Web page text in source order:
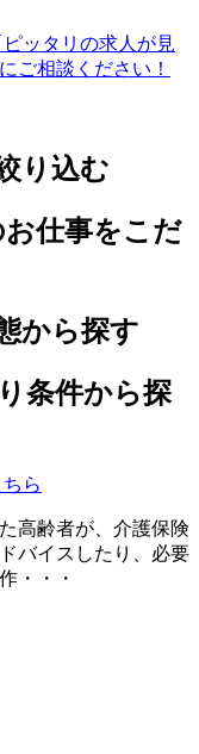
ピッタリの求人が見
ご相談ください！
り込む
仕事をこだ
から探す
条件から探
ら
高齢者が、介護保険
バイスしたり、必要
・・・